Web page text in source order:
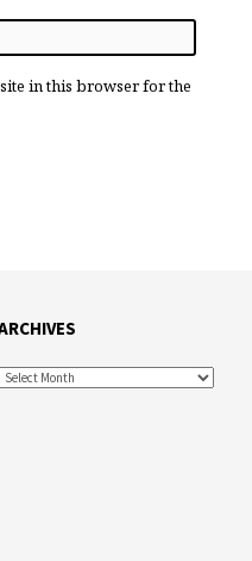
in this browser for the